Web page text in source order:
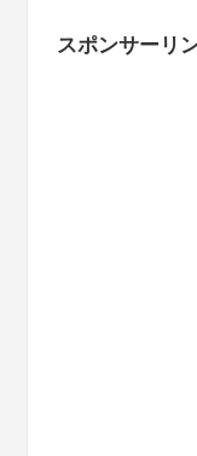
ブ
スポンサーリ